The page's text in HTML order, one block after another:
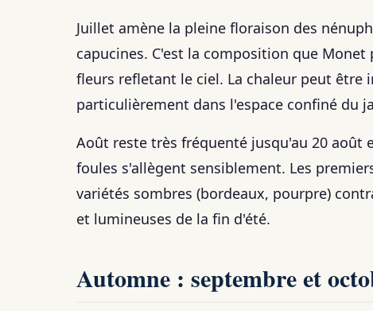
Juillet amène la pleine floraison des
capucines. C'est la composition que
fleurs refletant le ciel. La chaleur peut être
particulièrement dans l'espace confiné du
Août reste très fréquenté jusqu'au 20 août
foules s'allègent sensiblement. Les
variétés sombres (bordeaux, pourpre)
et lumineuses de la fin d'été.
Automne : septembre et